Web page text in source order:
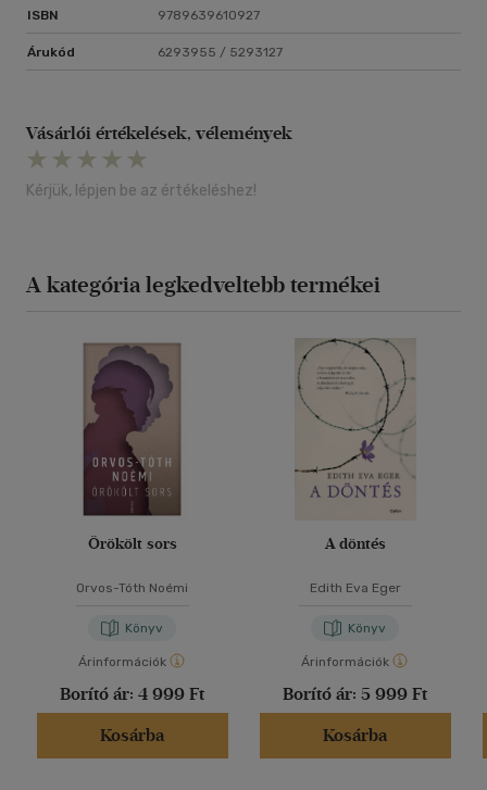
ISBN 9789639610927
Árukód 6293955 / 5293127
Vásárlói értékelések, vélemények
Kérjük, lépjen be az értékeléshez!
A kategória legkedveltebb termékei
Örökölt sors
Orvos-Tóth Noémi
Könyv
Árinformációk
Borító ár: 4 999 Ft
Kosárba
A döntés
Edith Eva Eger
Könyv
Árinformációk
Borító ár: 5 999 Ft
Kosárba